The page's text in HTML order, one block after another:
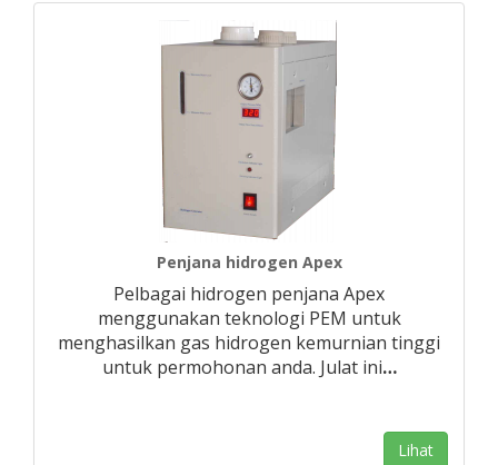
Penjana hidrogen Apex
Pelbagai hidrogen penjana Apex
menggunakan teknologi PEM untuk
menghasilkan gas hidrogen kemurnian tinggi
untuk permohonan anda. Julat ini…
Lihat